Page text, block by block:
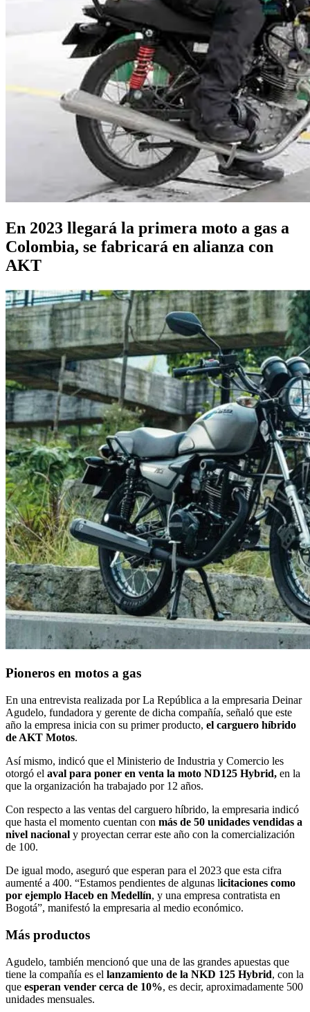
En 2023 llegará la primera moto a gas a
Colombia, se fabricará en alianza con
AKT
Pioneros en motos a gas
En una entrevista realizada por La República a la empresaria Deinar
Agudelo, fundadora y gerente de dicha compañía, señaló que este
año la empresa inicia con su primer producto, el carguero híbrido
de AKT Motos.
Así mismo, indicó que el Ministerio de Industria y Comercio les
otorgó el aval para poner en venta la moto ND125 Hybrid, en la
que la organización ha trabajado por 12 años.
Con respecto a las ventas del carguero híbrido, la empresaria indicó
que hasta el momento cuentan con más de 50 unidades vendidas a
nivel nacional y proyectan cerrar este año con la comercialización
de 100.
De igual modo, aseguró que esperan para el 2023 que esta cifra
aumenté a 400. “Estamos pendientes de algunas licitaciones como
por ejemplo Haceb en Medellín, y una empresa contratista en
Bogotá”, manifestó la empresaria al medio económico.
Más productos
Agudelo, también mencionó que una de las grandes apuestas que
tiene la compañía es el lanzamiento de la NKD 125 Hybrid, con la
que esperan vender cerca de 10%, es decir, aproximadamente 500
unidades mensuales.